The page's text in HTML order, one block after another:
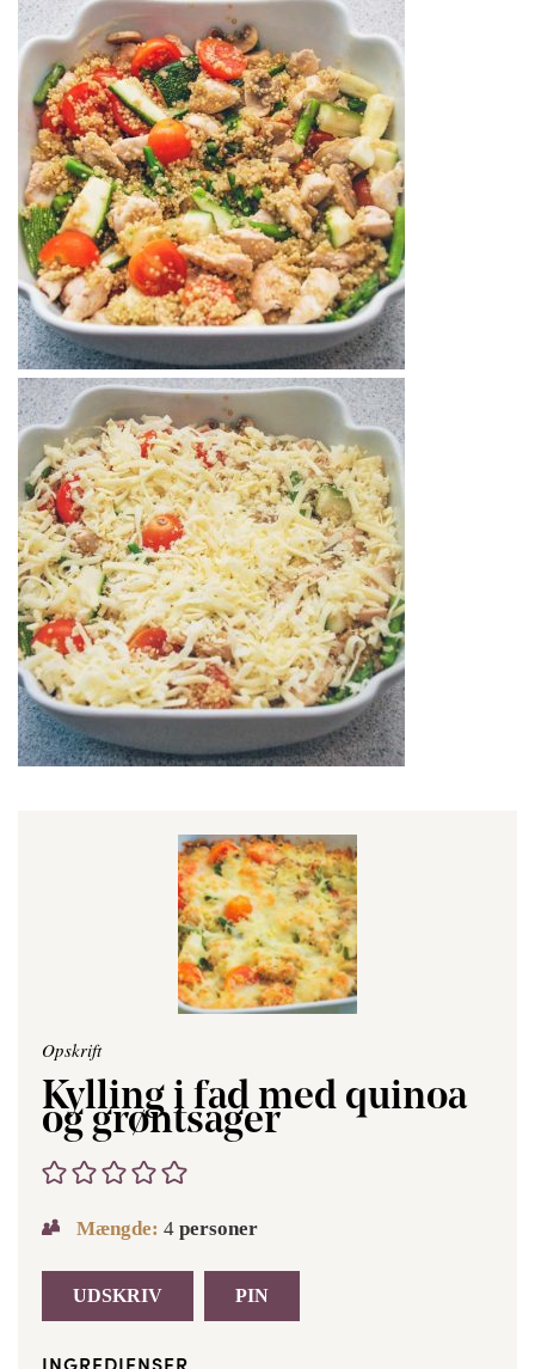
Opskrift
Kylling i fad med quinoa
og grøntsager
Mængde: 4 personer
UDSKRIV PIN
INGREDIENSER